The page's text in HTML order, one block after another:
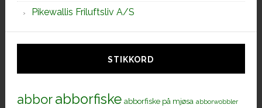
Pikewallis Friluftsliv A/S
STIKKORD
abborabborfiske abborfiske på mjøsa abborwobbler